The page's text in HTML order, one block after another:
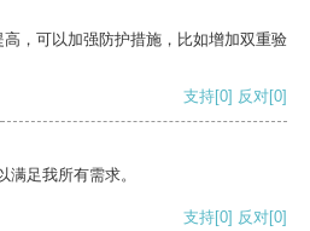
，可以加强防护措施，比如增加双重验
支持[0] 反对[0]
足我所有需求。
支持[0] 反对[0]